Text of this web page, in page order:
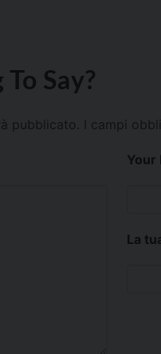
Say?
pubblicato. I campi
Your
La